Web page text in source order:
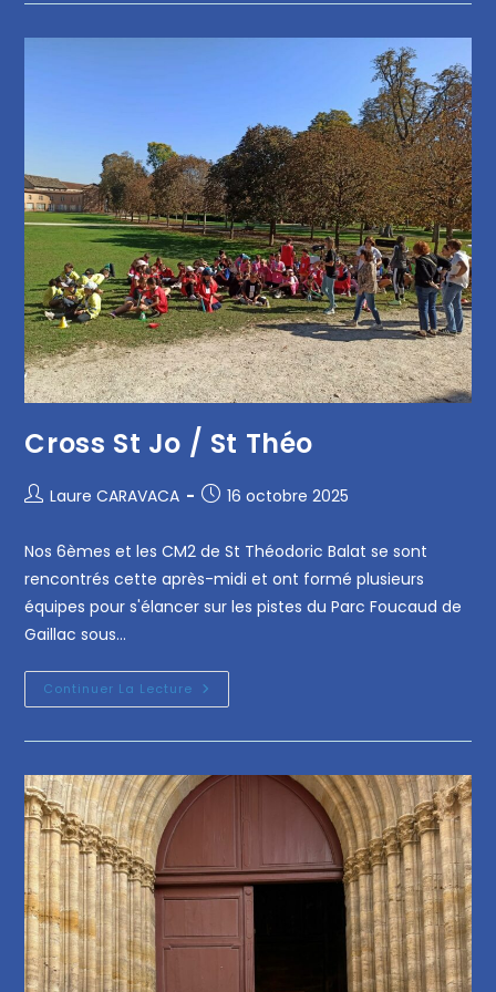
Cross St Jo / St Théo
Laure CARAVACA 16 octobre 2025
Nos 6èmes et les CM2 de St Théodoric Balat se sont
rencontrés cette après-midi et ont formé plusieurs
équipes pour s'élancer sur les pistes du Parc Foucaud de
Gaillac sous…
Continuer La Lecture